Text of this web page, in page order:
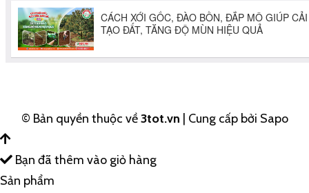
© Bản quyền thuộc về3tot.vn Cung cấp bởi Sapo
Bạn đã thêm vào giỏ hàng
Sản phẩm